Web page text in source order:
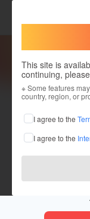
This site is
continuing,
※ Some features
country, region, or
I agree to the
I agree to the
ジャ